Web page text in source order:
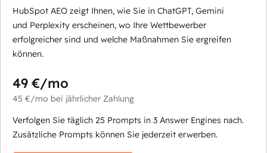
HubSpot AEO zeigt Ihnen, wie Sie in ChatGPT, Gemini
und Perplexity erscheinen, wo Ihre Wettbewerber
erfolgreicher sind und welche Maßnahmen Sie ergreifen
können.
49 €/mo
45 €/mo bei jährlicher Zahlung
Verfolgen Sie täglich 25 Prompts in 3 Answer Engines nach.
Zusätzliche Prompts können Sie jederzeit erwerben.